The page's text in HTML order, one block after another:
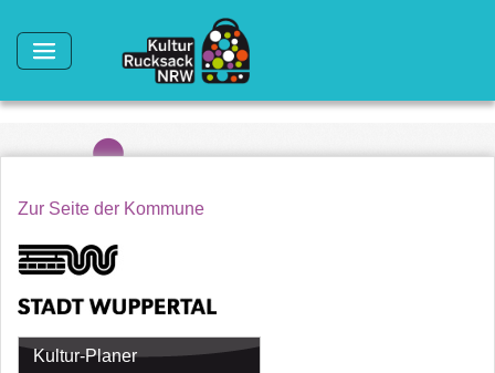
Zur Seite der Kommune
Kultur-Planer